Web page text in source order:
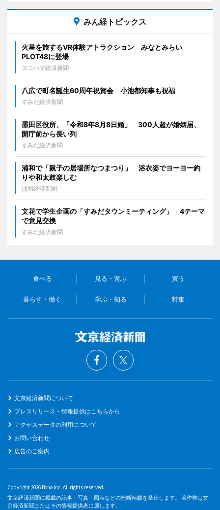
みん経トピックス
火星を旅するVR体験アトラクション みなとみらい
PLOT48に登場
ヨコハマ経済新聞
八広で町名誕生60周年祝賀会 小池都知事も祝福
すみだ経済新聞
墨田区役所、「令和8年8月8日婚」 300人超が婚姻届、
開庁前から長い列
すみだ経済新聞
浦和で「親子の居場所なつまつり」 浴衣姿でヨーヨー釣
りや和太鼓楽しむ
浦和経済新聞
文花で学生企画の「すみだタウンミーティング」 4テーマ
で意見交換
すみだ経済新聞
食べる 見る・遊ぶ 買う
暮らす・働く 学ぶ・知る 特集
文京経済新聞について
プレスリリース・情報提供はこちらから
アクセスデータの利用について
お問い合わせ
広告のご案内
Copyright 2026 Bono Inc. All rights reserved.
文京経済新聞に掲載の記事・写真・図表などの無断転載を禁止します。 著作権は文
京経済新聞またはその情報提供者に属します。